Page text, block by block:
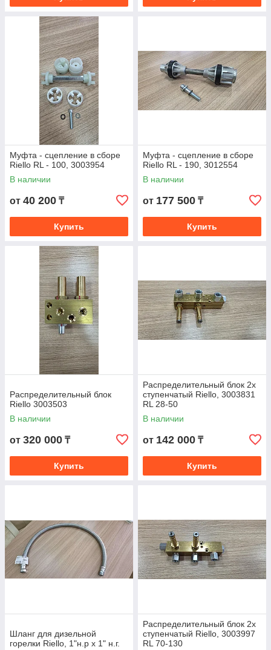
В компании работают специалисты с большим опытом,
они всегда помогут вам и подскажут, какую деталь
Консультанты расскажут о характеристиках
устройств и в удобное для вас время пришлют
мастера.
Связаться с нами
Муфта - сцепление в сборе
Riello RL - 100, 3003954
В наличии
от 40 200 ₸
Купить
Муфта - сцепление в сборе
Riello RL - 190, 3012554
В наличии
от 177 500 ₸
Купить
Распределительный блок
Riello 3003503
В наличии
от 320 000 ₸
Купить
Распределительный блок 2х
ступенчатый Riello, 3003831
RL 28-50
В наличии
от 142 000 ₸
Купить
Шланг для дизельной
горелки Riello, 1"н.р х 1" н.г.
Распределительный блок 2х
ступенчатый Riello, 3003997
RL 70-130